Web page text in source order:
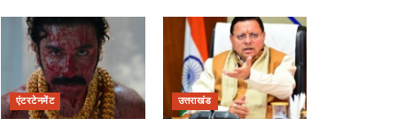
एंटरटेनमेंट उत्तराखंड